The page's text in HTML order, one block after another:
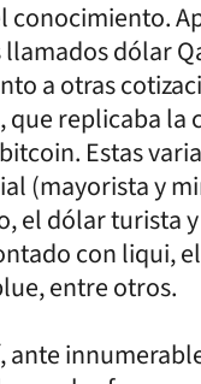
conocimiento.
llamados dólar
a otras
replicaba la
Estas
(mayorista y
el dólar turista
con liqui,
entre otros.
ante